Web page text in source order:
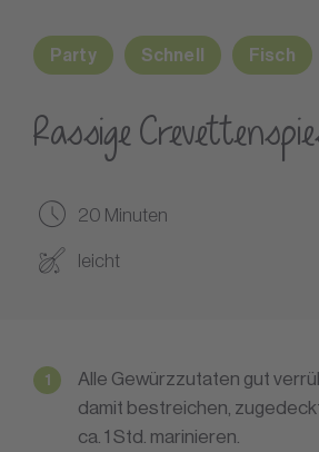
Party Schnell Fisch
Rassige
20 Minuten
leicht
Alle Gewürzzutaten gut
damit bestreichen,
ca. 1 Std. marinieren.